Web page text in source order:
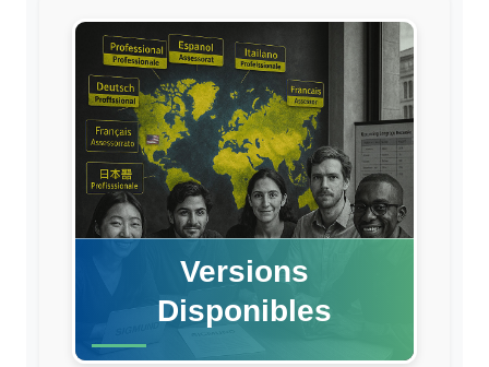
Versions
Disponibles